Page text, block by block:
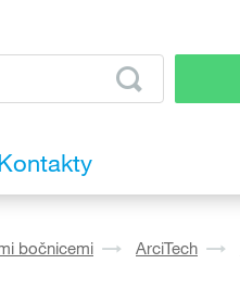
bočnicemi ArciTech